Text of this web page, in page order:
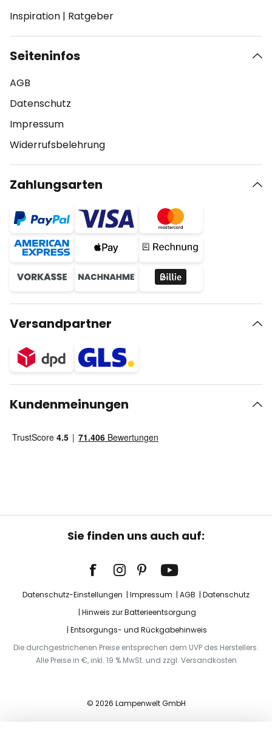
Inspiration | Ratgeber
Seiteninfos
AGB
Datenschutz
Impressum
Widerrufsbelehrung
Zahlungsarten
Versandpartner
Kundenmeinungen
Sie finden uns auch auf:
Datenschutz-Einstellungen Impressum AGB
Datenschutz
Hinweis zur Batterieentsorgung
Entsorgungs- und Rückgabehinweis
Die durchgestrichenen Preise entsprechen dem UVP des Herstellers.
Alle Preise in €, inkl. 19 % MwSt. und zzgl. Versandkosten
© 2026 Lampenwelt GmbH